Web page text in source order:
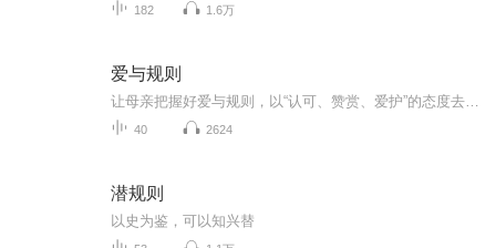
182 1.6万
爱与规则
40 2624
潜规则
以史为鉴，可以知兴替